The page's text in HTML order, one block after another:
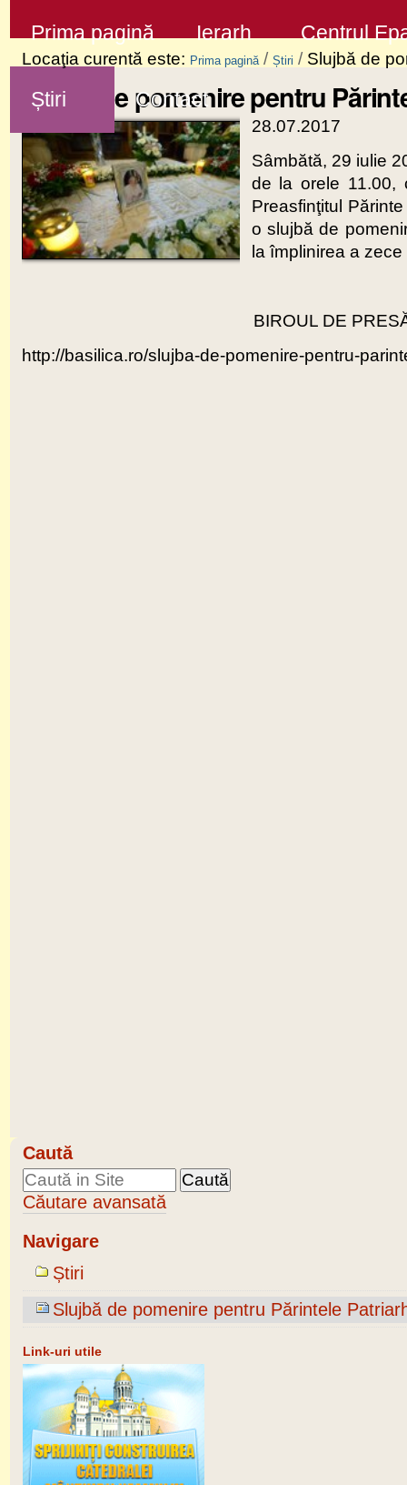
la
conţinut
Sari
la
navigare
Prima pagină Ierarh Centrul
Știri Contact
Locaţia curentă este: Prima pagină / Știri / Slujbă de
Slujbă de pomenire pentru
28.07.2017
Sâmbătă, 29 iulie
de la orele 11.00,
Preasfinţitul
o slujbă de
la împlinirea a
BIROUL DE
http://basilica.ro/slujba-de-pomenire-pentru-
Caută
Căutare avansată
Navigare
Știri
Slujbă de pomenire pentru Părintele
Link-uri utile